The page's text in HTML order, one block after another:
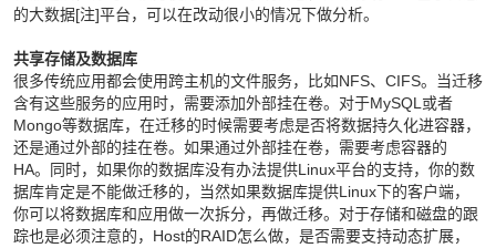
的大数据[注]平台，可以在改动很小的情况下做分析。
共享存储及数据库
很多传统应用都会使用跨主机的文件服务，比如NFS、CIFS。当迁移
含有这些服务的应用时，需要添加外部挂在卷。对于MySQL或者
Mongo等数据库，在迁移的时候需要考虑是否将数据持久化进容器，
还是通过外部的挂在卷。如果通过外部挂在卷，需要考虑容器的
HA。同时，如果你的数据库没有办法提供Linux平台的支持，你的数
据库肯定是不能做迁移的，当然如果数据库提供Linux下的客户端，
你可以将数据库和应用做一次拆分，再做迁移。对于存储和磁盘的跟
踪也是必须注意的，Host的RAID怎么做，是否需要支持动态扩展，